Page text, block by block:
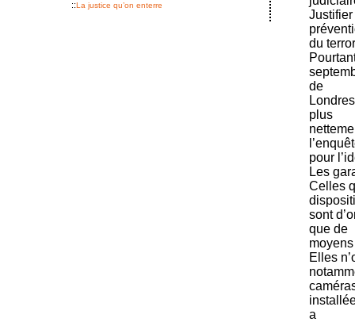
du
de
plus
pour
Les
Celles
sont
que de
Elles
a
::La justice qu’on enterre